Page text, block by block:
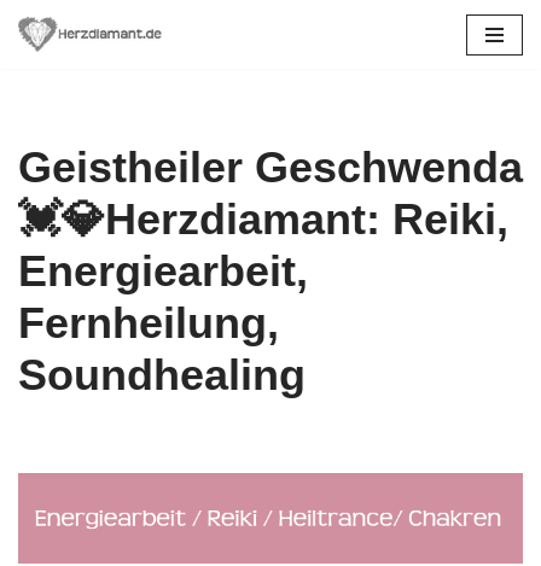
Geistheiler Geschwenda
💓️💎Herzdiamant: Reiki,
Energiearbeit,
Fernheilung,
Soundhealing